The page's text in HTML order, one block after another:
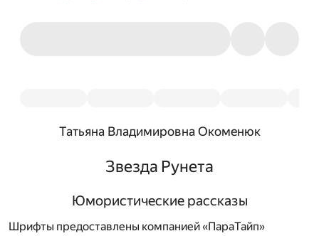
Татьяна Владимировна Окоменюк
Звезда Рунета
Юмористические рассказы
Шрифты предоставлены компанией «ПараТайп»